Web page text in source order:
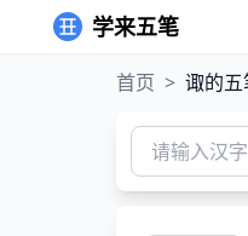
学来五笔
首页 > 诹的